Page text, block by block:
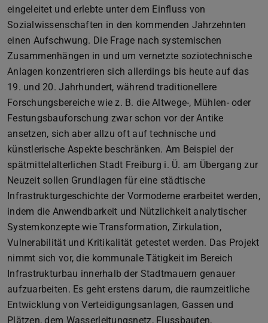
eingeleitet und erlebte unter dem Einfluss von
Sozialwissenschaften in den kommenden Jahrzehnten
einen Aufschwung. Die Frage nach systemischen
Zusammenhängen in und um vernetzte soziotechnische
Anlagen konzentrieren sich allerdings bis heute auf das
19. und 20. Jahrhundert, während traditionellere
Forschungsbereiche wie z. B. die Altwege-, Mühlen- oder
Festungsbauforschung zwar schon vor der Antike
ansetzen, sich aber allzu oft auf technische und
künstlerische Aspekte beschränken. Am Beispiel der
spätmittelalterlichen Stadt Freiburg i. Ü. am Übergang zur
Neuzeit sollen Grundlagen für eine städtische
Infrastrukturgeschichte der Vormoderne erarbeitet werden,
indem die Anwendbarkeit und Nützlichkeit analytischer
Systemkonzepte wie Transformation, Zirkulation,
Vulnerabilität und Kritikalität getestet werden. Das Projekt
nimmt sich vor, die kommunale Tätigkeit im Bereich
Infrastrukturbau innerhalb der Stadtmauern genauer
aufzuarbeiten. Es geht erstens darum, die raumzeitliche
Entwicklung von Verteidigungsanlagen, Gassen und
Plätzen, dem Wasserleitungsnetz, Flussbauten,